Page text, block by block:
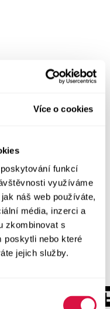
Více o cookies
funkcí
využíváme
náš web používáte,
média, inzerci a
zkombinovat s
poskytli nebo které
jejich služby.